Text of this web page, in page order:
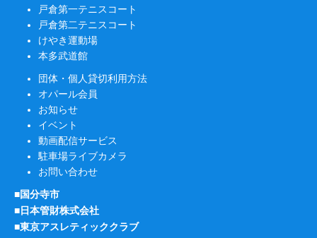
戸倉第一テニスコート
戸倉第二テニスコート
けやき運動場
本多武道館
団体・個人貸切利用方法
オパール会員
お知らせ
イベント
動画配信サービス
駐車場ライブカメラ
お問い合わせ
■国分寺市
■日本管財株式会社
■東京アスレティッククラブ